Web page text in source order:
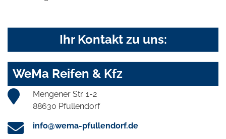
Ihr Kontakt zu uns:
WeMa Reifen & Kfz
Mengener Str. 1-2
88630 Pfullendorf
info@wema-pfullendorf.de